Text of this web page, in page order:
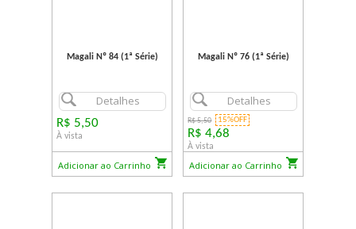
Magali Nº 84 (1ª Série)
Detalhes
R$ 5,50
À vista
Adicionar ao Carrinho
Magali Nº 76 (1ª Série)
Detalhes
R$ 5,50 15%OFF
R$ 4,68
À vista
Adicionar ao Carrinho